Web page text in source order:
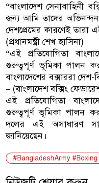
“বাংলাদেশ সেনাবাহিনী
জন্য আমি তাদের
দেশপ্রেমের কারণেই তারা
(প্রধানমন্ত্রী শেখ হাসিনা)
“এই প্রতিযোগিতা
গুরুত্বপূর্ণ ভূমিকা পালন
বাংলাদেশের বক্সাররা
– (বাংলাদেশ বক্সিং
এই প্রতিযোগিতা
গুরুত্বপূর্ণ ভূমিকা পালন
দলের এই অসাধারণ
জানিয়েছেন।
#BangladeshArmy #Boxing